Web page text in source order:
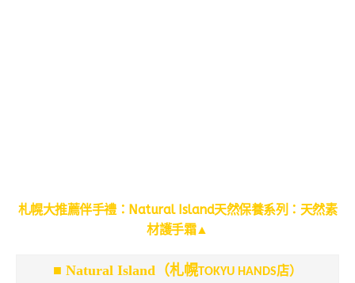
札幌大推薦伴手禮： Natural Island天然保養系列：天然素
材護手霜▲
■ Natural Island（札幌TOKYU HANDS店）